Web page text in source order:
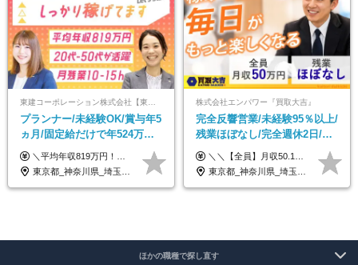
プランナー/未経験OK/賞与年5
ヵ月/固定給だけで年524万円
可能/二人に一人が年収700万
円/休めて稼げる
＼平均年収819万円！社員の最大年収3,131万円／ ＼2人に1人が年収700万円以上／ ＼5人に1人が年収1,000万円以上！／ 固定給だけで、年収524万円も可能！ インセンティブだけでなく固定給でもしっかり稼げる仕組みです！ 【入社初年度】 年収400万～550万円＋インセンティブ →月給26万3,000円～29万5,600円＋賞与年2回（基本給×約5ヵ月分※前年度実績）＋インセンティブ＋各種手当 【インセンティブ】 1物件着工で目安80万～200万円 ※建物の契約金額実績によります 【各種手当】 ・都市手当…月1万円～3万円（首都圏・東海圏・関西圏で弊社指定の事業所に勤務する方が対象） ・家族手当…配偶者：月1万円、子供1名につき：月5千円 ・資格手当…FP資格1級：月1万円、2級：月5千円、3級：月3千円 ・役職手当…昇進欄に詳細記載（主任補：月5千円→主任：月1万円…） 【その他】 ※上記月給には、固定残業代【47時間分（7万3,800円以上）】が含まれます ※月平均残業時間は14時間と少なめです（2023年度） ※固定残業代の時間数を超える時間外労働は追加で支給 但し、時間数を超える時間外労働が発生する場合もあります（特別条項付き協定締結済）
東京都_神奈川県_埼玉県_千葉県_大阪府_愛知県_宮城県_茨城県_栃木県_群馬県_静岡県_兵庫県_京都府_福岡県
株式会社エンパワー『買取大吉』
完全反響営業/未経験95％以上/
残業ほぼなし/完全週休2日/月
収50万円スタート！/賞与年2
回
＼＼【全員】月収50.1万円保証！／／ 月給30.1万円＋インセン＋特別手当20万円(半年間)＋賞与 ※経験者は優遇いたします（研修も免除の場合有） ※固定残業代:7万4000円以上/月45時間分を含む ※固定残業代は残業がない場合も支給し、超過分は別途支給します ■入社後5日間研修を実施 研修中のテスト（ロープレ、商材知識）合格で研修生卒業となり翌月からインセンティブの対象に。 ロープレは細かな評価基準があり、顧客満足度をキープするため非常に重要なテストです。 ※4カ月目以降も不合格の場合、月給28.3万円／1カ月以内合格率100％ ＜平均年収＞ ◆一般メンバー ：625万円 ◆店長（管理職）：1178万円 ◆マネージャー ：4160万円
東京都_神奈川県_埼玉県_千葉県_大阪府_愛知県_北海道_青森県_岩手県_宮城県_秋田県_山形県_福島県_茨城県_栃木県_群馬県_新潟県_山梨県_長野県_富山県_石川県_福井県_静岡県_岐阜県_三重県_兵庫県_京都府_滋賀県_奈良県_和歌山県_広島県_岡山県_鳥取県_島根県_山口県_徳島県_香川県_愛媛県_高知県_福岡県_熊本県_佐賀県_長崎県_大分県_宮崎県_鹿児島県_沖縄県
ほかの職種で探し直す